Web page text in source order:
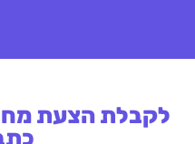
לקבלת הצעת